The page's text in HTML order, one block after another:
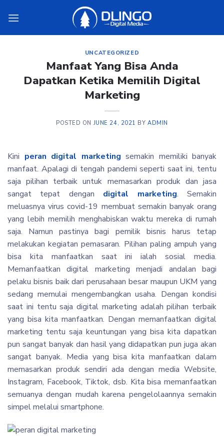
UNCATEGORIZED
Manfaat Yang Bisa Anda
Dapatkan Ketika Memilih Digital
Marketing
POSTED ON JUNE 24, 2021 BYADMIN
Kini peran digital marketing semakin memiliki banyak
manfaat. Apalagi di tengah pandemi seperti saat ini, tentu
saja pilihan terbaik untuk memasarkan produk dan jasa
sangat tepat dengan digital marketing. Semakin
meluasnya virus covid-19 membuat semakin banyak orang
yang lebih memilih menghabiskan waktu mereka di rumah
saja. Namun pastinya bagi pemilik bisnis harus tetap
melakukan kegiatan pemasaran. Pilihan paling ampuh yang
bisa kita manfaatkan saat ini ialah sosial media.
Memanfaatkan digital marketing menjadi andalan bagi
pelaku bisnis baik dari perusahaan besar maupun UKM yang
sedang memulai mengembangkan usaha. Dengan kondisi
saat ini tentu saja digital marketing adalah pilihan terbaik
yang bisa kita manfaatkan. Dengan memanfaatkan digital
marketing tentu saja keuntungan yang bisa kita dapatkan
pun sangat banyak dan hasil yang didapatkan pun juga akan
sangat banyak. Media yang bisa kita manfaatkan dalam
memasarkan produk sendiri ada dengan media Website,
Instagram, Facebook, Tiktok, dsb. Kita bisa memanfaatkan
semuanya dengan mudah karena pengelolaannya semakin
simpel melalui smartphone.